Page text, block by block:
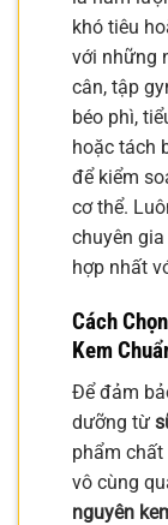
khó tiêu
với những
cân, tập
béo phì,
hoặc tách
để kiểm
cơ thể.
chuyên
hợp nhất
Cách
Kem
Để đảm
dưỡng từ
phẩm
vô cùng
nguyên